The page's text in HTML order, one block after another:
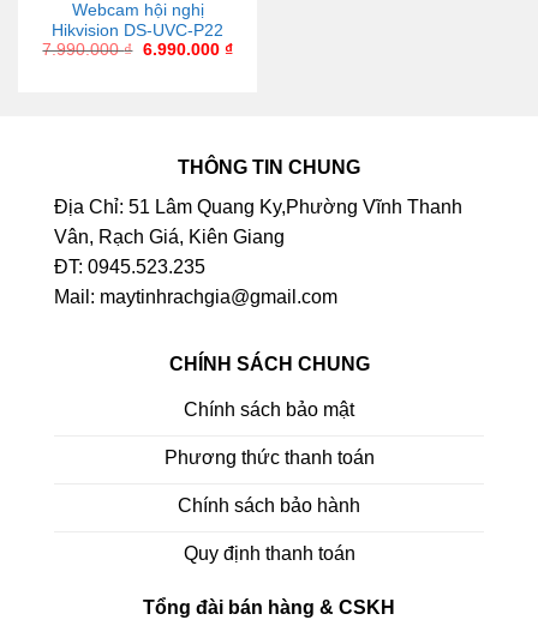
Webcam hội nghị
Hikvision DS-UVC-P22
7.990.000₫ 6.990.000 ₫
THÔNG TIN CHUNG
Địa Chỉ: 51 Lâm Quang Ky,Phường Vĩnh Thanh
Vân, Rạch Giá, Kiên Giang
ĐT: 0945.523.235
Mail: maytinhrachgia@gmail.com
CHÍNH SÁCH CHUNG
Chính sách bảo mật
Phương thức thanh toán
Chính sách bảo hành
Quy định thanh toán
Tổng đài bán hàng & CSKH